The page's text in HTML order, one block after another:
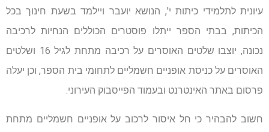
עיונית לתלמידי כיתות י', הנושא יועבר ויילמד בשעת חינוך בכל
הכיתות, בבתי הספר ייתלו פוסטרים הכוללים הנחיות לרכיבה
נכונה, יוצבו שלטים האוסרים על רכיבה מתחת לגיל 16 ושלטים
האוסרים על כניסת אופניים חשמליים לתחומי בית הספר, וכן יעלה
פרסום באתר האינטרנט ובעמוד הפייסבוק העירוני.
חשוב להבהיר כי חל איסור לרכוב על אופניים חשמליים מתחת